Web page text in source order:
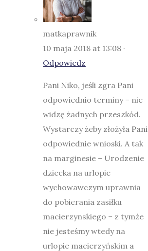
matkaprawnik
10 maja 2018 at 13:08 ·
Odpowiedz
Pani Niko, jeśli zgra Pani
odpowiednio terminy – nie
widzę żadnych przeszkód.
Wystarczy żeby złożyła Pani
odpowiednie wnioski. A tak
na marginesie – Urodzenie
dziecka na urlopie
wychowawczym uprawnia
do pobierania zasiłku
macierzynskiego – z tymże
nie jesteśmy wtedy na
urlopie macierzyńskim a